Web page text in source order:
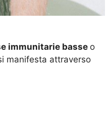
immunitarie basse o
manifesta attraverso